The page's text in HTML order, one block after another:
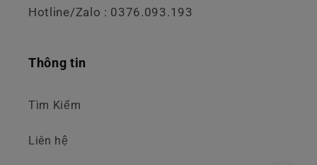
Hotline/Zalo : 0376.093.193
Thông tin
Tìm Kiếm
Liên hệ